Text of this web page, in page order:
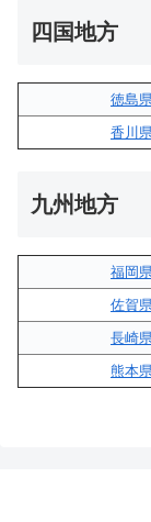
四国地方
徳島
香川
九州地方
福岡
佐賀
長崎
熊本